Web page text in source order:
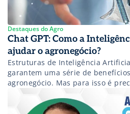
Destaques do Agro
Chat GPT: Como a
ajudar o agronegócio?
Estruturas de Inteligência
garantem uma série de
agronegócio. Mas para isso é